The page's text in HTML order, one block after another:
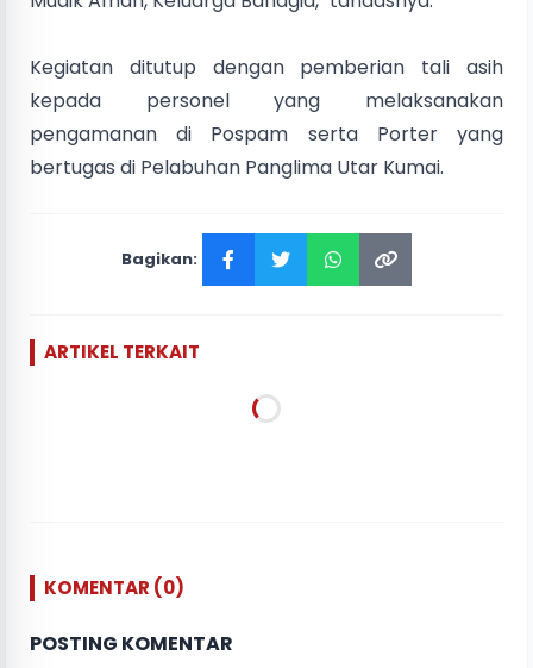
Kegiatan ditutup dengan pemberian tali asih
kepada personel yang melaksanakan
pengamanan di Pospam serta Porter yang
bertugas di Pelabuhan Panglima Utar Kumai.
Bagikan:
ARTIKEL TERKAIT
KOMENTAR (0)
POSTING KOMENTAR